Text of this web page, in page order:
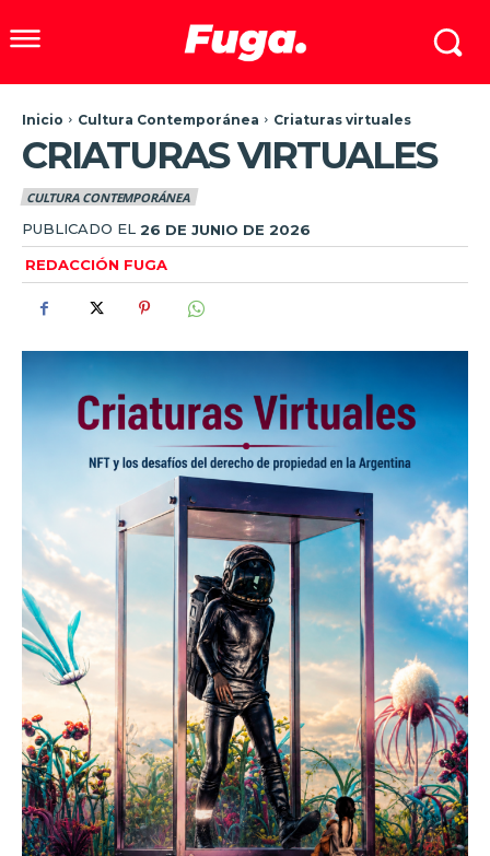
Inicio Cultura Contemporánea Criaturas virtuales
CRIATURAS VIRTUALES
CULTURA CONTEMPORÁNEA
PUBLICADO EL 26 DE JUNIO DE 2026
REDACCIÓN FUGA